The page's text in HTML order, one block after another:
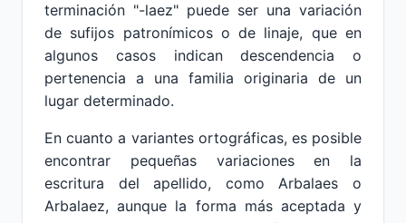
terminación "-laez" puede ser una variación
de sufijos patronímicos o de linaje, que en
algunos casos indican descendencia o
pertenencia a una familia originaria de un
lugar determinado.
En cuanto a variantes ortográficas, es posible
encontrar pequeñas variaciones en la
escritura del apellido, como Arbalaes o
Arbalaez, aunque la forma más aceptada y